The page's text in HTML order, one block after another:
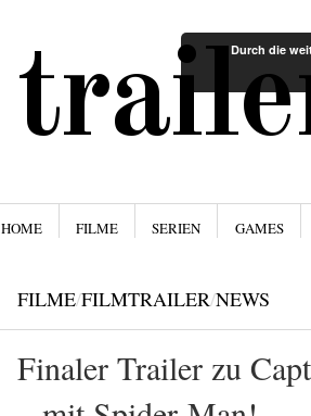
ZUM INHALT SPRINGEN
HOME FILME SERIEN GAMES
FILME/FILMTRAILER/NEWS
Finaler Trailer zu
Durch die